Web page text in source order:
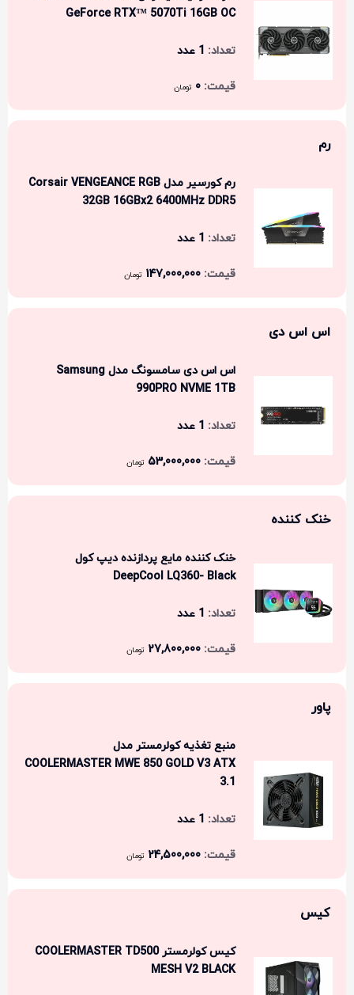
GeForce RTX™ 5070Ti 16GB OC
1 عدد
0 تومان
رم
رم کورسیر مدل Corsair VENGEANCE RGB
32GB 16GBx2 6400MHz DDR5
1 عدد
147,000,000 تومان
اس اس دی
اس اس دی سامسونگ مدل Samsung
990PRO NVME 1TB
1 عدد
53,000,000 تومان
خنک کننده
خنک کننده مایع پردازنده دیپ کول
DeepCool LQ360- Black
1 عدد
27,800,000 تومان
پاور
منبع تغذیه کولرمستر مدل
COOLERMASTER MWE 850 GOLD V3 ATX
3.1
1 عدد
24,500,000 تومان
کیس
کیس کولرمستر COOLERMASTER TD500
MESH V2 BLACK